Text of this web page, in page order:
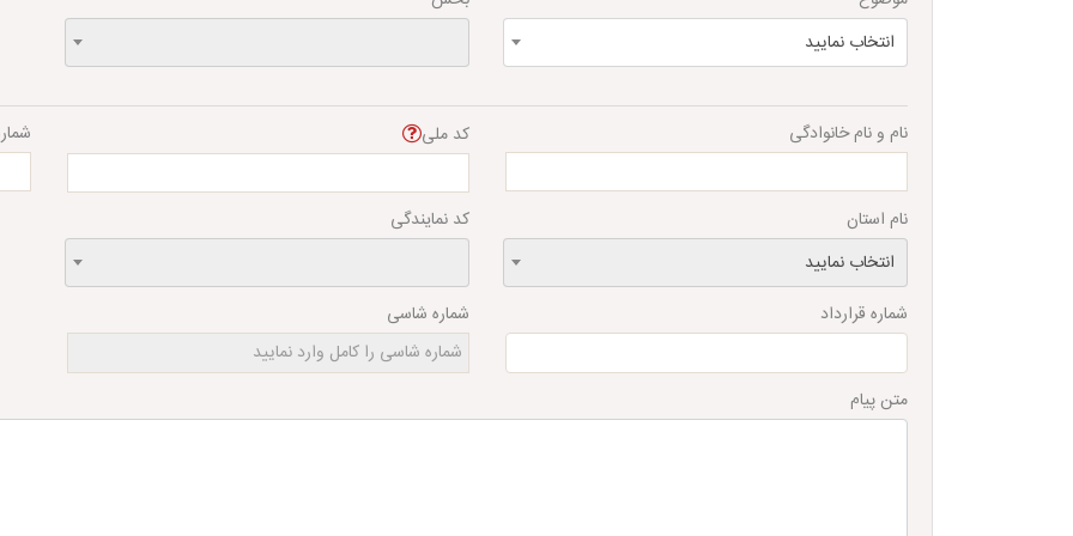
انتخاب نمایید
نام و نام خانوادگی کد ملی
نام استان
انتخاب نمایید
کد نمایندگی
شماره قرارداد شماره شاسی
متن پیام